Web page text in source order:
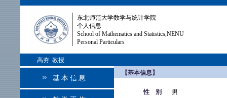
东北师范大学数学与统计学院
个人信息
School of Mathematics and Statistics,NENU
Personal Particulars
高夯 教授
基本信息
【基本信息】
性 别
男